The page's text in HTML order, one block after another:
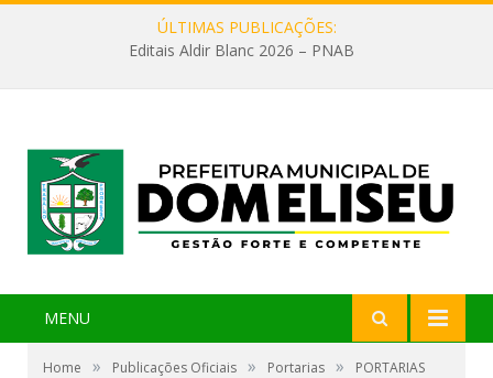
ÚLTIMAS PUBLICAÇÕES:
Editais Aldir Blanc 2026 – PNAB
MENU
Home » Publicações Oficiais » Portarias »
PORTARIAS